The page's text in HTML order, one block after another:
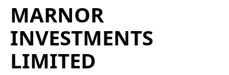
MARNOR
INVESTMENTS
LIMITED